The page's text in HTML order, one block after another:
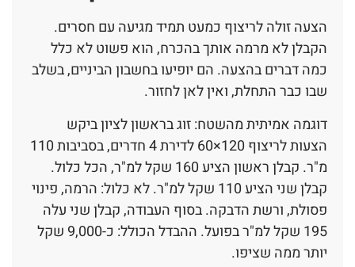
הצעה זולה לריצוף כמעט תמיד מגיעה עם חסרים.
הקבלן לא מרמה אותך בהכרח, הוא פשוט לא כלל
כמה דברים בהצעה. הם יופיעו בחשבון הביניים, בשלב
שבו כבר התחלת, ואין לאן לחזור.
דוגמה אמיתית מהשטח: זוג בראשון לציון ביקש
הצעות לריצוף 120×60 לדירת 4 חדרים, בסביבות 110
מ"ר. קבלן ראשון הציע 160 שקל למ"ר, הכל כלול.
קבלן שני הציע 110 שקל למ"ר. לא כלול: הרמה, פינוי
פסולת, ורשת הדבקה. בסוף העבודה, קבלן שני עלה
195 שקל למ"ר בפועל. ההבדל הכולל: כ-9,000 שקל
יותר ממה שציפו.